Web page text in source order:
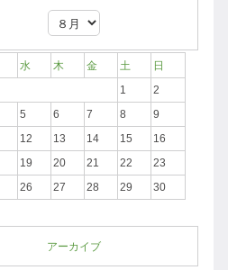
水 木 金 土
日
1
2
5 6 7 8
9
12 13 14 15
16
19 20 21 22
23
26 27 28 29
30
アーカイブ